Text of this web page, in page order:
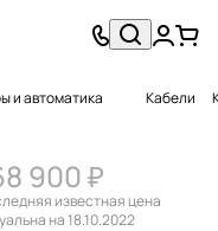
и автоматика Кабели
900 ₽
известная цена
на 18.10.2022